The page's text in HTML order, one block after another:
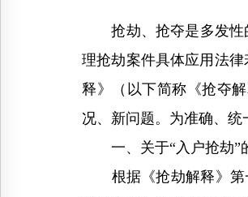
抢劫、抢夺是多发性的
理抢劫案件具体应用法
释》（以下简称《抢夺
况、新问题。为准确、
一、关于“入户抢劫”
根据《抢劫解释》第一